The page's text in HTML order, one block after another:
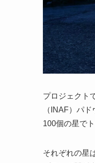
プロジェクト
（INAF）パ
100個の星で
それぞれの星